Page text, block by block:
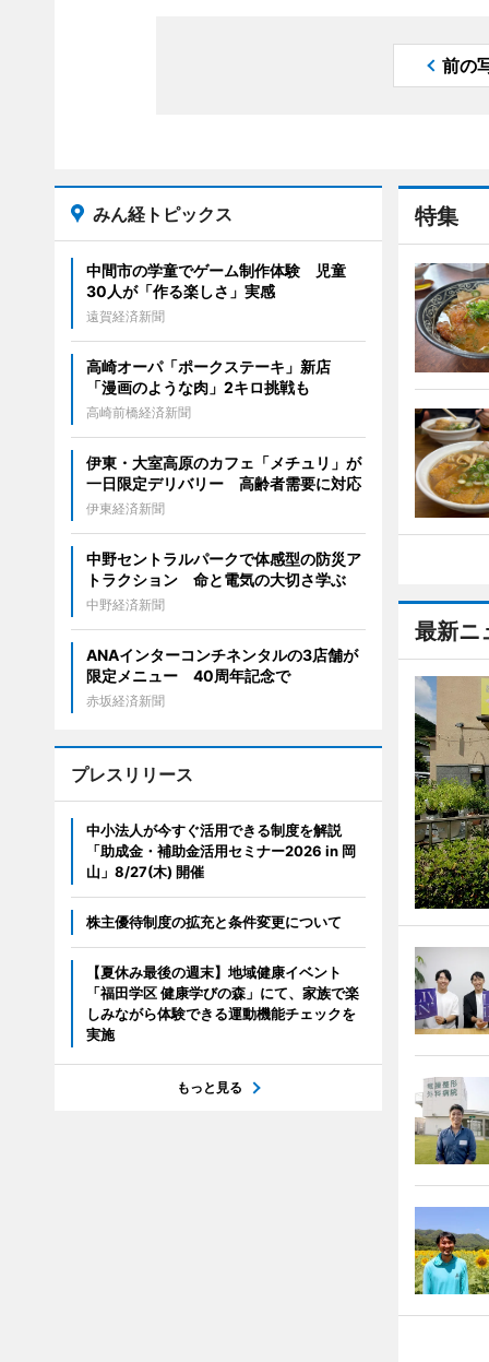
前の
特集
最新ニ
みん経トピックス
中間市の学童でゲーム制作体験 児童
30人が「作る楽しさ」実感
遠賀経済新聞
高崎オーパ「ポークステーキ」新店
「漫画のような肉」2キロ挑戦も
高崎前橋経済新聞
伊東・大室高原のカフェ「メチュリ」が
一日限定デリバリー 高齢者需要に対応
伊東経済新聞
中野セントラルパークで体感型の防災ア
トラクション 命と電気の大切さ学ぶ
中野経済新聞
ANAインターコンチネンタルの3店舗が
限定メニュー 40周年記念で
赤坂経済新聞
プレスリリース
中小法人が今すぐ活用できる制度を解説
「助成金・補助金活用セミナー2026 in 岡
山」8/27(木) 開催
株主優待制度の拡充と条件変更について
【夏休み最後の週末】地域健康イベント
「福田学区 健康学びの森」にて、家族で楽
しみながら体験できる運動機能チェックを
実施
もっと見る